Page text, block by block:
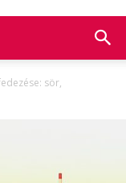
sör,